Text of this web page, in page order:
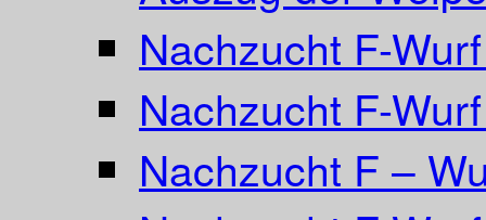
Nachzucht F-
Nachzucht F-
Nachzucht F –